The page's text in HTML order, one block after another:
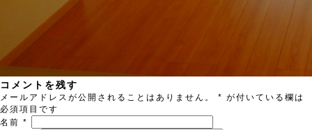
コメントを残す
メールアドレスが公開されることはありません。 * が付いている欄は
必須項目です
名前 *